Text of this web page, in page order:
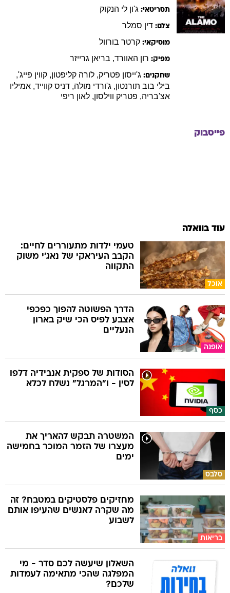
תסריטאי: ג'ון לי הנקוק
צלם: דין סמלר
מוסיקאי: קרטר בורוול
מפיק: רון האוורד, בריאן גרייזר
שחקנים: ג'ייסון פטריק, לורה קליפטון, קווין פייג',
בילי בוב תורנטון, ג'ורדי מולה, דניס קווייד, אמיליו
אצ'בריה, פטריק ווילסון, לאון ריפי
פייסבוק
עוד בוואלה
אוכל
טעמי ילדות מתעוררים לחיים:
הקבב העיראקי של נאג׳י משוק
התקווה
אופנה
הדרך הפשוטה להפוך כפכפי
אצבע לפיס הכי שיק בארון
הנעליים
כסף
הסודות של ספקית אנבידיה דלפו
לסין - ו"המרגל" נשלח לכלא
סלבס
המשטרה תבקש להאריך את
מעצרו של הזמר המוכר בחמישה
ימים
בריאות
מחזיקים פלסטיקים במטבח? זה
מה שקרה לאנשים שהעיפו אותם
לשבוע
השאלון שיעשה לכם סדר - מי
המפלגה שהכי מתאימה לעמדות
שלכם?